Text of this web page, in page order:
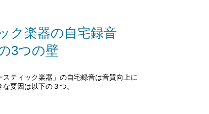
ク楽器の自宅録音
3つの壁
ティック楽器」の自宅録音は音質向上に
要因は以下の３つ。